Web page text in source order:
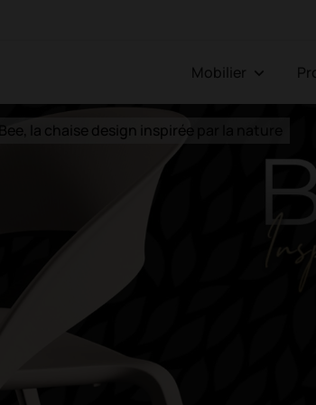
Mobilier
Bee, la chaise design inspirée par la nature